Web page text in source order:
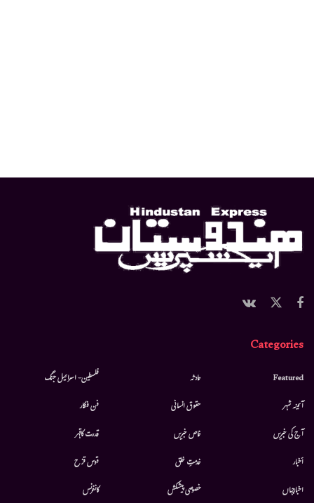
Categories
Featured
آئینہ شہر
آج کی خبریں
أخبار
اخبارجہاں
حادثہ
حقوق انسانی
خاص خبریں
خدمتِ خلق
خصوصی پیشکش
فلسطین- اسرائیل جنگ
فن فنکار
قدرت کاقہر
قوس قزح
کانفرنس